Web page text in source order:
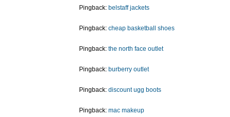
Pingback: belstaff jackets
Pingback: cheap basketball shoes
Pingback: the north face outlet
Pingback: burberry outlet
Pingback: discount ugg boots
Pingback: mac makeup